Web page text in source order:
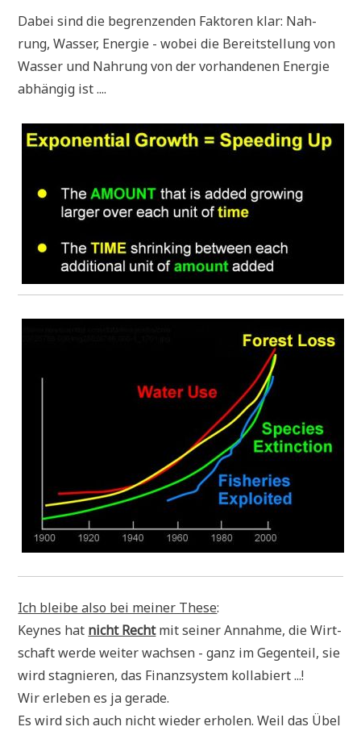
Dabei sind die begren­zen­den Fak­to­ren klar: Nah­
rung, Was­ser, Ener­gie - wobei die Bereit­stel­lung von
Was­ser und Nah­rung von der vor­han­de­nen Ener­gie
abhän­gig ist ....
Ich blei­be also bei mei­ner The­se:
Keynes hat nicht Rechtmit sei­ner Annah­me, die Wirt­
schaft wer­de wei­ter wach­sen - ganz im Gegen­teil, sie
wird sta­gnie­ren, das Finanz­sy­stem kollabiert ...!
Wir erle­ben es ja gerade.
Es wird sich auch nicht wie­der erho­len. Weil das Übel